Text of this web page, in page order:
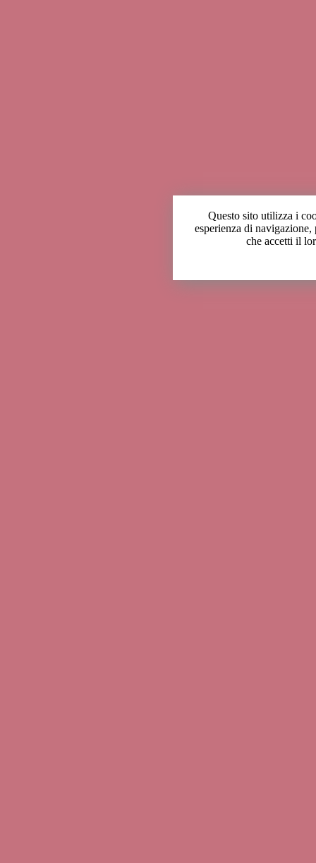
Questo sito utilizza i
esperienza di navigazione,
che accetti il